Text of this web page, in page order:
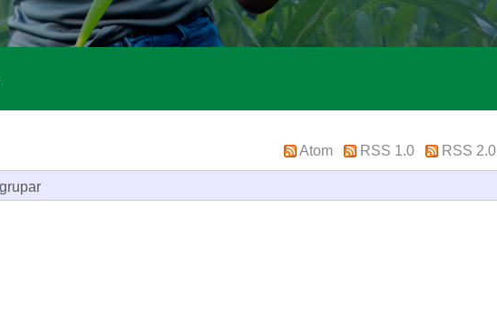
Atom RSS 1.0
RSS 2.0